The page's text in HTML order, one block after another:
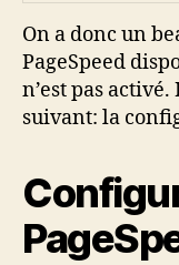
On a donc un
PageSpeed
n’est pas
suivant: la